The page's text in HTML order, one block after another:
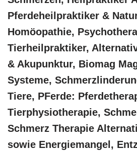
Pferdeheilpraktiker &
‎Homöopathie,
‎Tierheilpraktiker,
& Akupunktur, Biomag
Systeme,
Tiere, PFerde:
Tierphysiotherapie,
Schmerz Therapie
sowie Energiemangel,